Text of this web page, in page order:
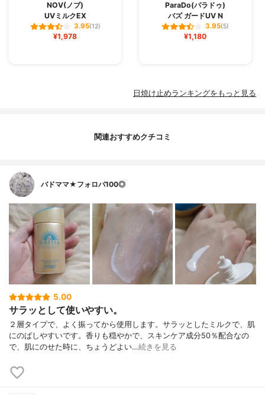
NOV(ノブ)
UVミルクEX
3.95(12)
¥1,978
ParaDo(パラドゥ)
バズ ガードUV N
3.95(5)
¥1,180
日焼け止めランキングをもっと見る
関連おすすめクチコミ
バドママ★フォロバ100◎
5.00
サラッとして使いやすい。
２層タイプで、よく振ってから使用します。サラッとしたミルクで、肌
にのばしやすいです。香りも穏やかで、スキンケア成分50％配合なの
で、肌にのせた時に、ちょうどよい…続きを見る